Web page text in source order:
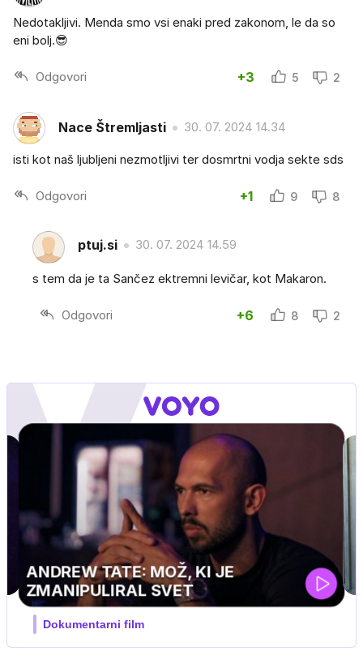
Nedotakljivi. Menda smo vsi enaki pred zakonom, le da so
eni bolj.😎
Odgovori +3 5 2
Nace Štremljasti 30. 07. 2024 14.34
isti kot naš ljubljeni nezmotljivi ter dosmrtni vodja sekte sds
Odgovori +1 9 8
ptuj.si 30. 07. 2024 14.59
s tem da je ta Sančez ektremni levičar, kot Makaron.
Odgovori +6 8 2